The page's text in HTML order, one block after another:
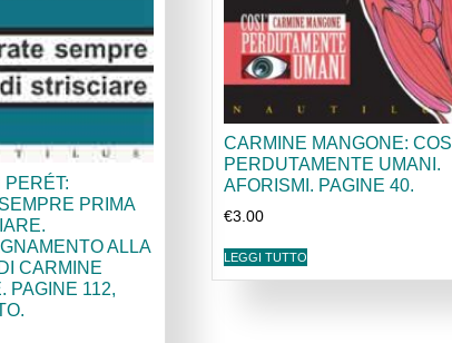
PERÉT:
PRIMA
ALLA
CARMINE
PAGINE 112,
CARMINE MANGONE: COSÌ
PERDUTAMENTE UMANI.
AFORISMI. PAGINE 40.
€3.00
LEGGI TUTTO